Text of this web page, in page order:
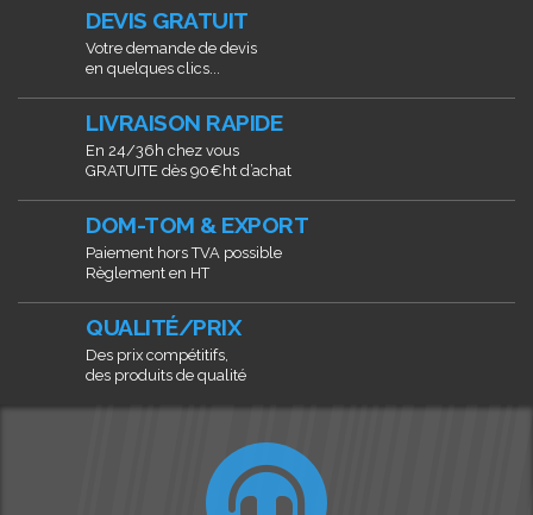
DEVIS GRATUIT
Votre demande de devis
en quelques clics...
LIVRAISON RAPIDE
En 24/36h chez vous
GRATUITE dès 90€ht d’achat
DOM-TOM & EXPORT
Paiement hors TVA possible
Règlement en HT
QUALITÉ/PRIX
Des prix compétitifs,
des produits de qualité